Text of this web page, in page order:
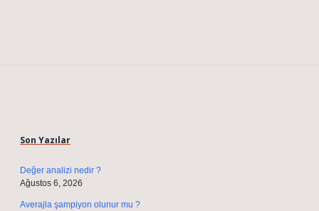
Son Yazılar
Değer analizi nedir ?
Ağustos 6, 2026
Averajla şampiyon olunur mu ?